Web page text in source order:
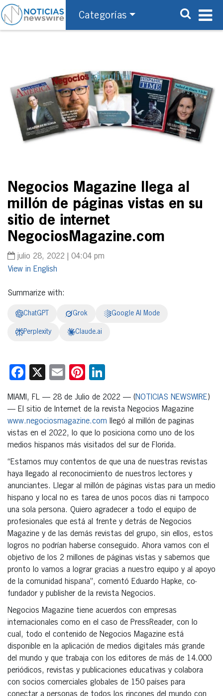
Categorías
Negocios Magazine llega al
millón de páginas vistas en su
sitio de internet
NegociosMagazine.com
julio 28, 2022 | 04:04 pm
English
Summarize with:
ChatGPT Grok Google AI Mode
Perplexity Claude.ai
Facebook
X EmailPinterest
MIAMI, FL — 28 de Julio de 2022 — (NOTICIAS NEWSWIRE)
— El sitio de Internet de la revista Negocios Magazine
www.negociosmagazine.com llegó al millón de paginas
vistas en el 2022, lo que lo posiciona como uno de los
medios hispanos más visitados del sur de Florida.
“Estamos muy contentos de que una de nuestras revistas
haya llegado al reconocimiento de nuestros lectores y
anunciantes. Llegar al millón de páginas vistas para un medio
hispano y local no es tarea de unos pocos días ni tampoco
una sola persona. Quiero agradecer a todo el equipo de
profesionales que está al frente y detrás de Negocios
Magazine y de las demás revistas del grupo, sin ellos, estos
logros no podrían haberse conseguido. Ahora vamos con el
objetivo de los 2 millones de páginas vistas y sabemos que
pronto lo vamos a lograr gracias a nuestro equipo y al apoyo
de la comunidad hispana”, comentó Eduardo Hapke, co-
fundador y publisher de la revista Negocios.
Negocios Magazine tiene acuerdos con empresas
internacionales como en el caso de PressReader, con lo
cual, todo el contenido de Negocios Magazine está
disponible en la aplicación de medios digitales más grande
del mundo y que trabaja con los editores de más de 14.000
periódicos, revistas y publicaciones educativas y colabora
con socios comerciales globales de 150 países para
conectar a personas de todos los rincones del mundo con